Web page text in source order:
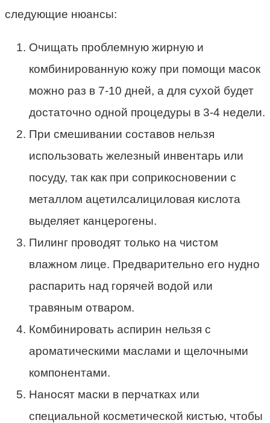
следующие нюансы:
Очищать проблемную жирную и
комбинированную кожу при помощи масок
можно раз в 7-10 дней, а для сухой будет
достаточно одной процедуры в 3-4 недели.
При смешивании составов нельзя
использовать железный инвентарь или
посуду, так как при соприкосновении с
металлом ацетилсалициловая кислота
выделяет канцерогены.
Пилинг проводят только на чистом
влажном лице. Предварительно его нудно
распарить над горячей водой или
травяным отваром.
Комбинировать аспирин нельзя с
ароматическими маслами и щелочными
компонентами.
Наносят маски в перчатках или
специальной косметической кистью, чтобы